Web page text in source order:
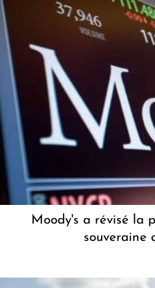
Moody's a révisé la
souveraine